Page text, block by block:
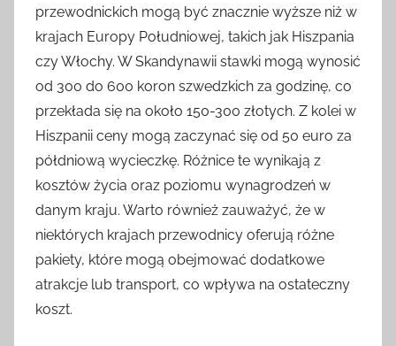
przewodnickich mogą być znacznie wyższe niż w
krajach Europy Południowej, takich jak Hiszpania
czy Włochy. W Skandynawii stawki mogą wynosić
od 300 do 600 koron szwedzkich za godzinę, co
przekłada się na około 150-300 złotych. Z kolei w
Hiszpanii ceny mogą zaczynać się od 50 euro za
półdniową wycieczkę. Różnice te wynikają z
kosztów życia oraz poziomu wynagrodzeń w
danym kraju. Warto również zauważyć, że w
niektórych krajach przewodnicy oferują różne
pakiety, które mogą obejmować dodatkowe
atrakcje lub transport, co wpływa na ostateczny
koszt.